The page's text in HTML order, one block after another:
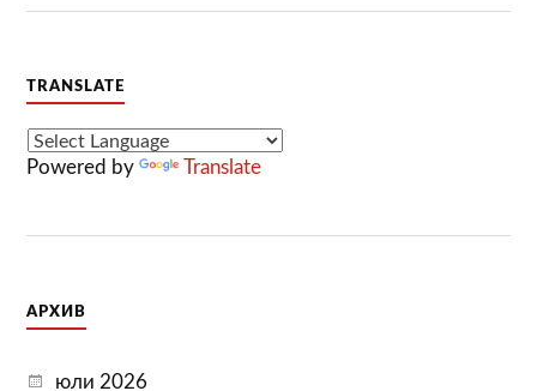
TRANSLATE
Powered by Translate
АРХИВ
юли 2026